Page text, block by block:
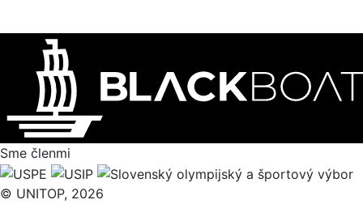
Sme členmi
© UNITOP, 2026